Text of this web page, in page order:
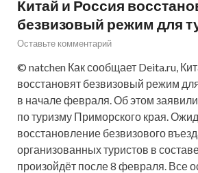
Китай и Россия
безвизовый режим для
Оставьте комментарий
© natchen Как сообщает Deita.ru,
восстановят безвизовый режим
в начале февраля. Об этом
по туризму Приморского края.
восстановление безвизового
организованных туристов в
произойдёт после 8 февраля. Все